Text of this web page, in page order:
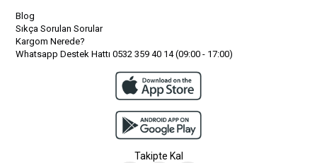
Blog
Sıkça Sorulan Sorular
Kargom Nerede?
Whatsapp Destek Hattı 0532 359 40 14 (09:00 - 17:00)
Takipte Kal